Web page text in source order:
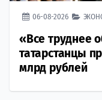
06-08-2026
«Все труднее
татарстанцы
млрд рублей